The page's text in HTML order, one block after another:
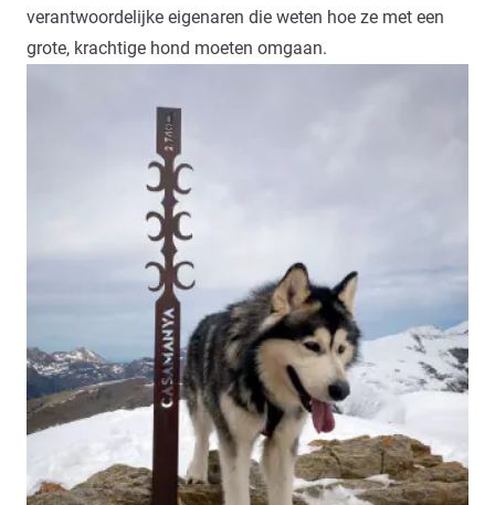
verantwoordelijke eigenaren die weten hoe ze met een
grote, krachtige hond moeten omgaan.